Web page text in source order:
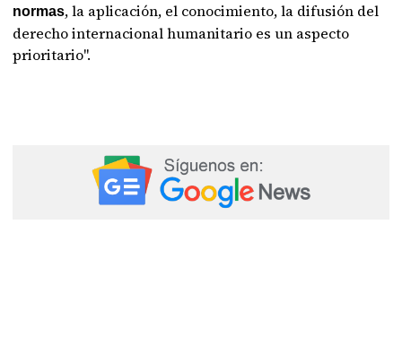
normas, la aplicación, el conocimiento, la difusión del
derecho internacional humanitario es un aspecto
prioritario".